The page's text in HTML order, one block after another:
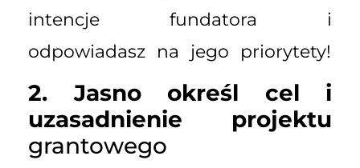
intencje fundatora i
odpowiadasz na jego priorytety!
2. Jasno określ cel i
uzasadnienie projektu
grantowego